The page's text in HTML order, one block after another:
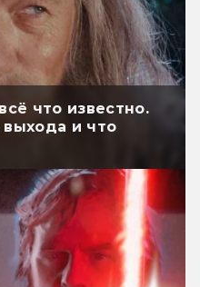
что известно.
и что